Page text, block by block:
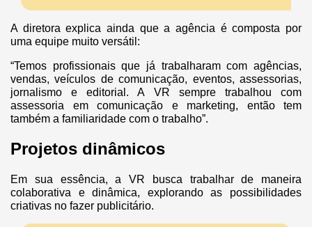
A diretora explica ainda que a agência é composta por
uma equipe muito versátil:
“Temos profissionais que já trabalharam com agências,
vendas, veículos de comunicação, eventos, assessorias,
jornalismo e editorial. A VR sempre trabalhou com
assessoria em comunicação e marketing, então tem
também a familiaridade com o trabalho”.
Projetos dinâmicos
Em sua essência, a VR busca trabalhar de maneira
colaborativa e dinâmica, explorando as possibilidades
criativas no fazer publicitário.